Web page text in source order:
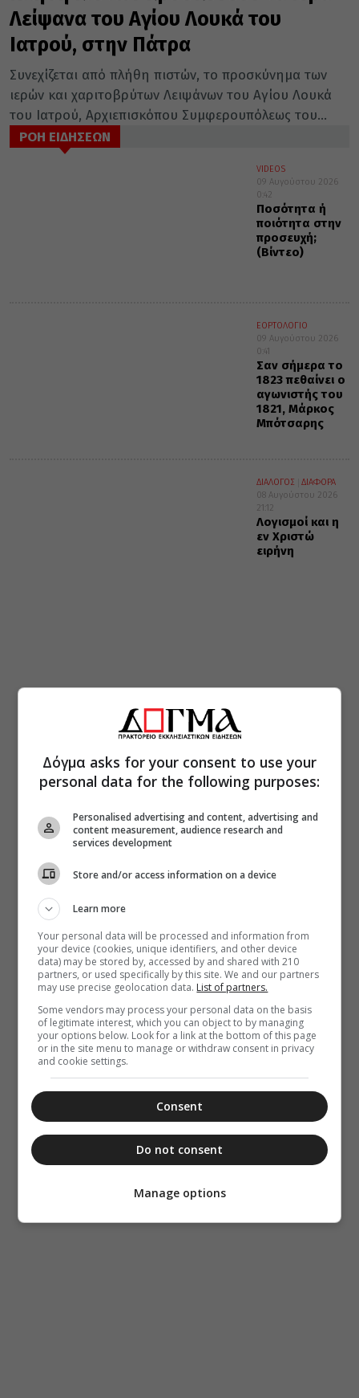
Λείψανα του Αγίου Λουκά του
Ιατρού, στην Πάτρα
Συνεχίζεται από πλήθη πιστών, το προσκύνημα των
ιερών και χαριτοβρύτων Λειψάνων του Αγίου Λουκά
του Ιατρού, Αρχιεπισκόπου Συμφερουπόλεως του...
ΡΟΗ ΕΙΔΗΣΕΩΝ
VIDEOS
09 Αυγούστου 2026
0:42
Ποσότητα ή
ποιότητα στην
προσευχή;
(Βίντεο)
ΕΟΡΤΟΛΟΓΙΟ
09 Αυγούστου 2026
0:41
Σαν σήμερα το
1823 πεθαίνει ο
αγωνιστής του
1821, Μάρκος
Μπότσαρης
ΔΙΑΛΟΓΟΣ
ΔΙΑΦΟΡΑ
08 Αυγούστου 2026
21:12
Λογισμοί και η
εν Χριστώ
ειρήνη
Δόγμα asks for your consent to use your
personal data for the following purposes:
Personalised advertising and content, advertising and
content measurement, audience research and
services development
Store and/or access information on a device
Learn more
Your personal data will be processed and information from
your device (cookies, unique identifiers, and other device
data) may be stored by, accessed by and shared with 210
partners, or used specifically by this site. We and our partners
may use precise geolocation data. List of partners.
Some vendors may process your personal data on the basis
of legitimate interest, which you can object to by managing
your options below. Look for a link at the bottom of this page
or in the site menu to manage or withdraw consent in privacy
and cookie settings.
Consent
Do not consent
Manage options